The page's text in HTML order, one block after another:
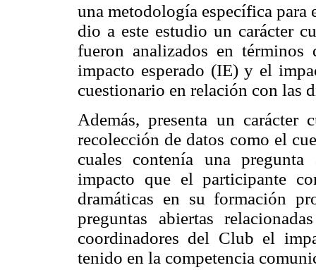
una metodología específica para
dio a este estudio un carácter
fueron analizados en
impacto esperado (IE) y el
cuestionario en relación con las
Además, presenta un
recolección de datos como el
cuales contenía una
impacto que el participante
dramáticas en su formación
preguntas abiertas
coordinadores del Club el
tenido en la competencia